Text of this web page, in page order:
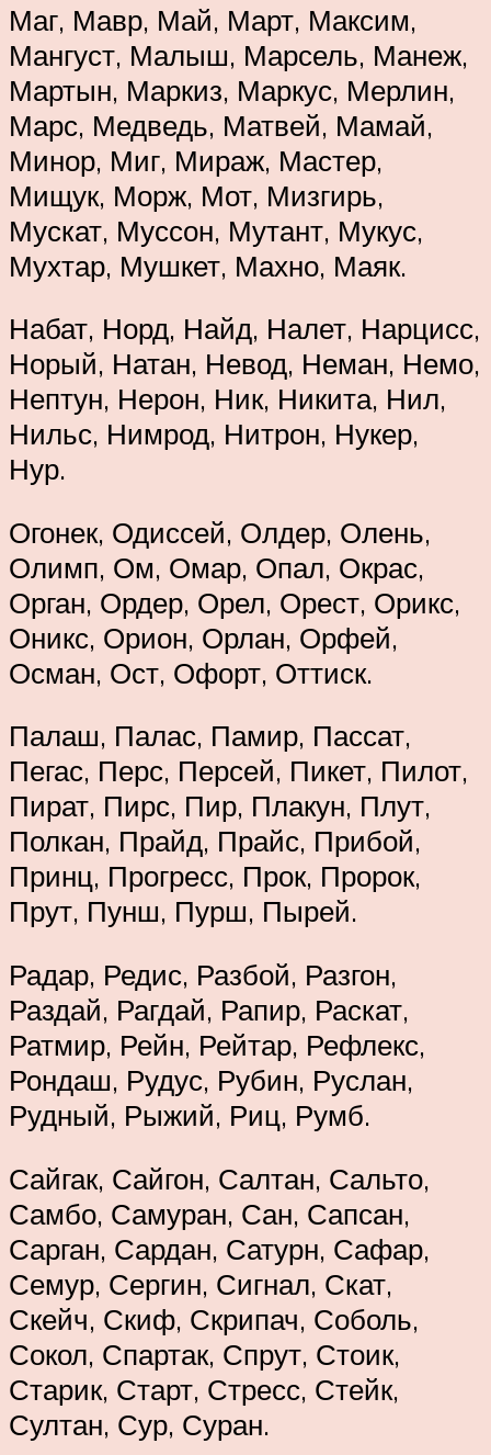
Маг, Мавр, Май, Март, Максим,
Мангуст, Малыш, Марсель, Манеж,
Мартын, Маркиз, Маркус, Мерлин,
Марс, Медведь, Матвей, Мамай,
Минор, Миг, Мираж, Мастер,
Мищук, Морж, Мот, Мизгирь,
Мускат, Муссон, Мутант, Мукус,
Мухтар, Мушкет, Махно, Маяк.
Набат, Норд, Найд, Налет, Нарцисс,
Норый, Натан, Невод, Неман, Немо,
Нептун, Нерон, Ник, Никита, Нил,
Нильс, Нимрод, Нитрон, Нукер,
Нур.
Огонек, Одиссей, Олдер, Олень,
Олимп, Ом, Омар, Опал, Окрас,
Орган, Ордер, Орел, Орест, Орикс,
Оникс, Орион, Орлан, Орфей,
Осман, Ост, Офорт, Оттиск.
Палаш, Палас, Памир, Пассат,
Пегас, Перс, Персей, Пикет, Пилот,
Пират, Пирс, Пир, Плакун, Плут,
Полкан, Прайд, Прайс, Прибой,
Принц, Прогресс, Прок, Пророк,
Прут, Пунш, Пурш, Пырей.
Радар, Редис, Разбой, Разгон,
Раздай, Рагдай, Рапир, Раскат,
Ратмир, Рейн, Рейтар, Рефлекс,
Рондаш, Рудус, Рубин, Руслан,
Рудный, Рыжий, Риц, Румб.
Сайгак, Сайгон, Салтан, Сальто,
Самбо, Самуран, Сан, Сапсан,
Сарган, Сардан, Сатурн, Сафар,
Семур, Сергин, Сигнал, Скат,
Скейч, Скиф, Скрипач, Соболь,
Сокол, Спартак, Спрут, Стоик,
Старик, Старт, Стресс, Стейк,
Султан, Сур, Суран.